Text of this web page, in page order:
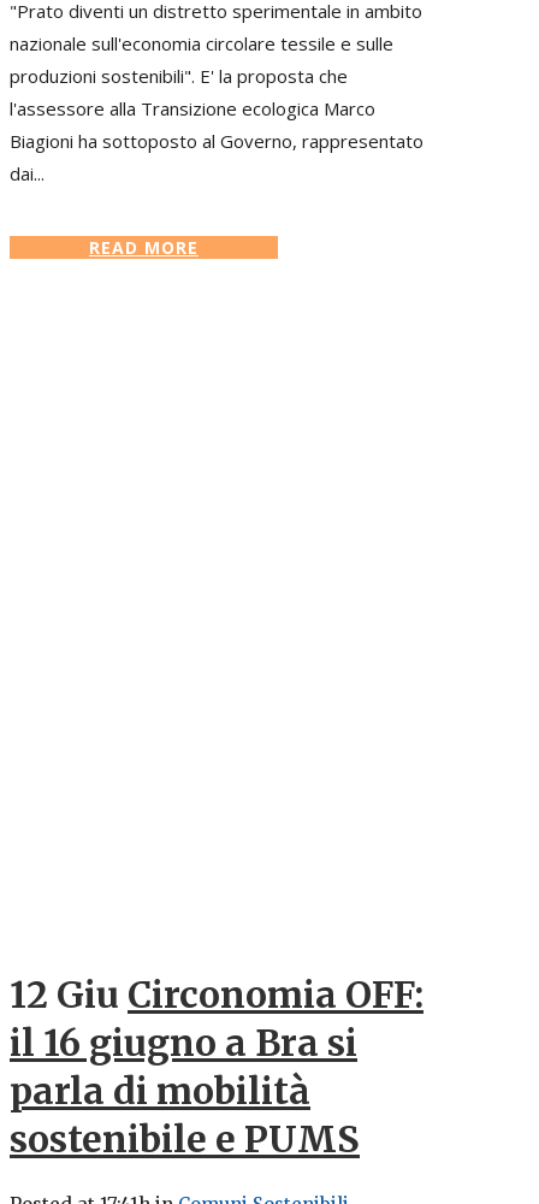
"Prato diventi un distretto sperimentale in ambito
nazionale sull'economia circolare tessile e sulle
produzioni sostenibili". E' la proposta che
l'assessore alla Transizione ecologica Marco
Biagioni ha sottoposto al Governo, rappresentato
dai...
READ MORE
12 Giu Circonomia OFF:
il 16 giugno a Bra si
parla di mobilità
sostenibile e PUMS